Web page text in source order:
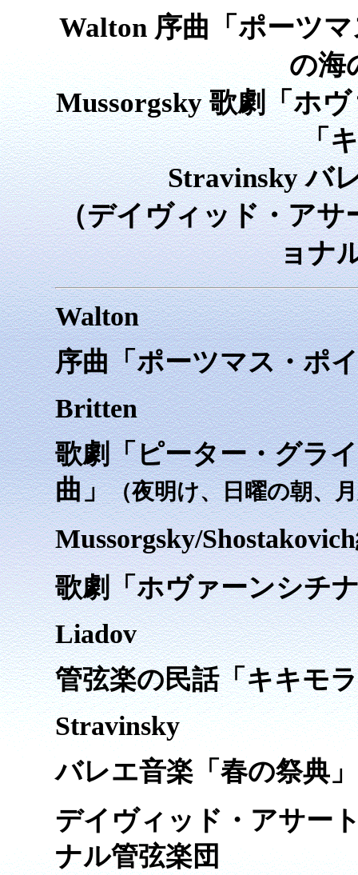
Walton 序曲「ポーツ
の海
Mussorgsky 歌劇「ホ
「
Stravinsky バ
（デイヴィッド・アサ
ョナ
Walton
序曲「ポーツマス・ポ
Britten
歌劇「ピーター・グラ
曲」（夜明け、日曜の朝、
Mussorgsky/
歌劇「ホヴァーンシチ
Liadov
管弦楽の民話「キキモ
Stravinsky
バレエ音楽「春の祭典」
デイヴィッド・アサー
ナル管弦楽団